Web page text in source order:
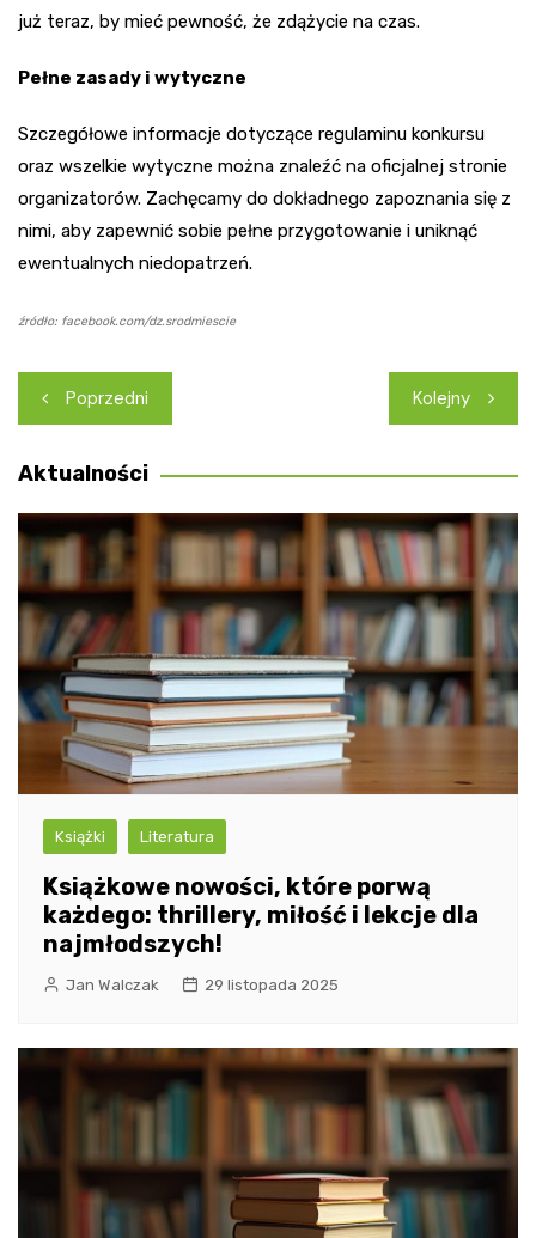
już teraz, by mieć pewność, że zdążycie na czas.
Pełne zasady i wytyczne
Szczegółowe informacje dotyczące regulaminu konkursu
oraz wszelkie wytyczne można znaleźć na oficjalnej stronie
organizatorów. Zachęcamy do dokładnego zapoznania się z
nimi, aby zapewnić sobie pełne przygotowanie i uniknąć
ewentualnych niedopatrzeń.
źródło: facebook.com/dz.srodmiescie
Nawigacja
wpisu
Poprzedni Kolejny
Aktualności
Książki Literatura
Książkowe nowości, które porwą
każdego: thrillery, miłość i lekcje dla
najmłodszych!
Jan Walczak 29 listopada 2025